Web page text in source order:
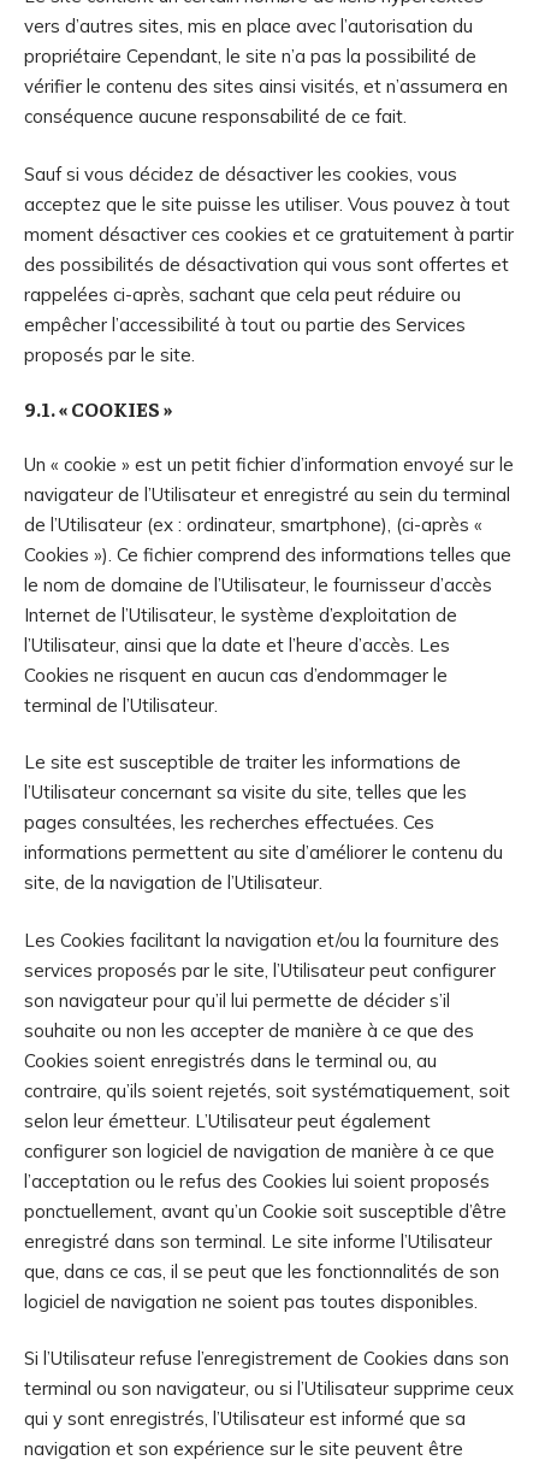
vers d’autres sites, mis en place avec l’autorisation du
propriétaire Cependant, le site n’a pas la possibilité de
vérifier le contenu des sites ainsi visités, et n’assumera en
conséquence aucune responsabilité de ce fait.
Sauf si vous décidez de désactiver les cookies, vous
acceptez que le site puisse les utiliser. Vous pouvez à tout
moment désactiver ces cookies et ce gratuitement à partir
des possibilités de désactivation qui vous sont offertes et
rappelées ci-après, sachant que cela peut réduire ou
empêcher l’accessibilité à tout ou partie des Services
proposés par le site.
9.1. « COOKIES »
Un « cookie » est un petit fichier d’information envoyé sur le
navigateur de l’Utilisateur et enregistré au sein du terminal
de l’Utilisateur (ex : ordinateur, smartphone), (ci-après «
Cookies »). Ce fichier comprend des informations telles que
le nom de domaine de l’Utilisateur, le fournisseur d’accès
Internet de l’Utilisateur, le système d’exploitation de
l’Utilisateur, ainsi que la date et l’heure d’accès. Les
Cookies ne risquent en aucun cas d’endommager le
terminal de l’Utilisateur.
Le site est susceptible de traiter les informations de
l’Utilisateur concernant sa visite du site, telles que les
pages consultées, les recherches effectuées. Ces
informations permettent au site d’améliorer le contenu du
site, de la navigation de l’Utilisateur.
Les Cookies facilitant la navigation et/ou la fourniture des
services proposés par le site, l’Utilisateur peut configurer
son navigateur pour qu’il lui permette de décider s’il
souhaite ou non les accepter de manière à ce que des
Cookies soient enregistrés dans le terminal ou, au
contraire, qu’ils soient rejetés, soit systématiquement, soit
selon leur émetteur. L’Utilisateur peut également
configurer son logiciel de navigation de manière à ce que
l’acceptation ou le refus des Cookies lui soient proposés
ponctuellement, avant qu’un Cookie soit susceptible d’être
enregistré dans son terminal. Le site informe l’Utilisateur
que, dans ce cas, il se peut que les fonctionnalités de son
logiciel de navigation ne soient pas toutes disponibles.
Si l’Utilisateur refuse l’enregistrement de Cookies dans son
terminal ou son navigateur, ou si l’Utilisateur supprime ceux
qui y sont enregistrés, l’Utilisateur est informé que sa
navigation et son expérience sur le site peuvent être